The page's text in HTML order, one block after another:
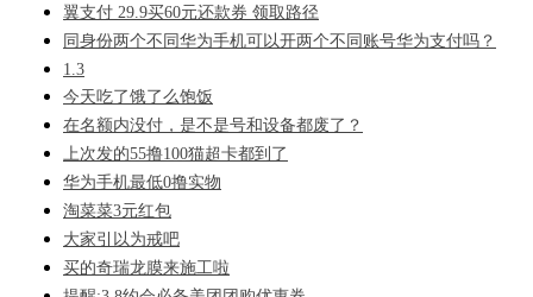
翼支付 29.9买60元还款券 领取路径
同身份两个不同华为手机可以开两个不同账号华为支付吗？
1.3
今天吃了饿了么饱饭
在名额内没付，是不是号和设备都废了？
上次发的55撸100猫超卡都到了
华为手机最低0撸实物
淘菜菜3元红包
大家引以为戒吧
买的奇瑞龙膜来施工啦